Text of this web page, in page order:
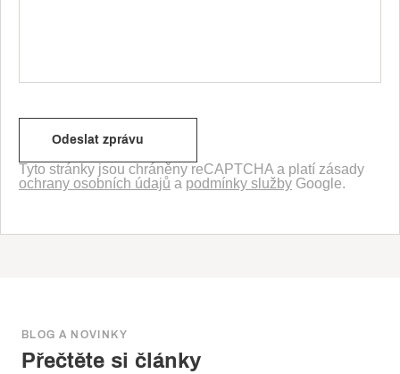
Tyto stránky jsou chráněny reCAPTCHA a platí zásady
ochrany osobních údajů a podmínky služby Google.
BLOG A NOVINKY
Přečtěte si články